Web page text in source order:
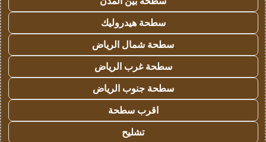
سطحة هيدروليك
سطحة شمال الرياض
سطحة غرب الرياض
سطحة جنوب الرياض
اقرب سطحة
تشليح